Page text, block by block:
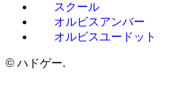
スクール
オルビスアンバー
オルビスユードット
© ハドゲー.